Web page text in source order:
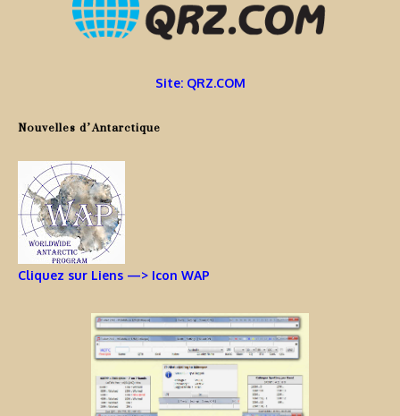
Site: QRZ.COM
Nouvelles d’Antarctique
Cliquez sur Liens —> Icon WAP